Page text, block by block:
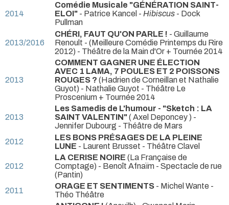
2014
Comédie Musicale "GÉNÉRATION SAINT-
ELOI" - Patrice Kancel - Hibiscus - Dock
Pullman
2013/2016
CHÉRI, FAUT QU'ON PARLE ! - Guillaume
Renoult - (Meilleure Comédie Printemps du Rire
2012) - Théâtre de la Main d'Or + Tournée 2014
2013
COMMENT GAGNER UNE ÉLECTION
AVEC 1 LAMA, 7 POULES ET 2 POISSONS
ROUGES ? (Hadrien de Corneillan et Nathalie
Guyot) - Nathalie Guyot - Théâtre Le
Proscenium + Tournée 2014
2013
Les Samedis de L'humour - "Sketch : LA
SAINT VALENTIN"( Axel Deponcey ) -
Jennifer Dubourg - Théâtre de Mars
2012
LES BONS PRÉSAGES DE LA PLEINE
LUNE - Laurent Brusset - Théâtre Clavel
2012
LA CERISE NOIRE (La Française de
Comptage) - Benoît Afnaïm - Spectacle de rue
(Pantin)
2011
ORAGE ET SENTIMENTS - Michel Wante -
Théo Théâtre